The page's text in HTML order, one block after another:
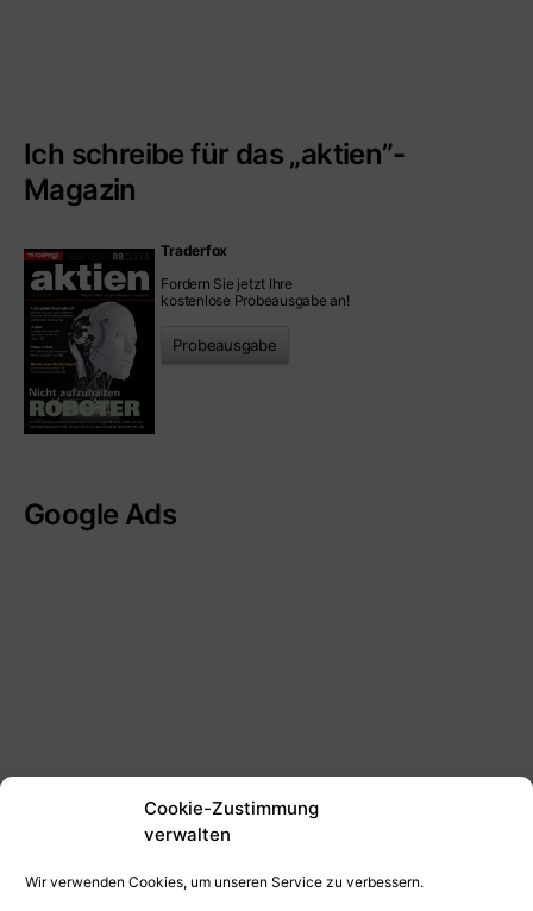
Cookie-Zustimmung
verwalten
Wir verwenden Cookies, um unseren Service zu verbessern.
Ich schreibe für das „aktien”-
Magazin
Traderfox
Fordern Sie jetzt Ihre
kostenlose Probeausgabe an!
Probeausgabe
Google Ads